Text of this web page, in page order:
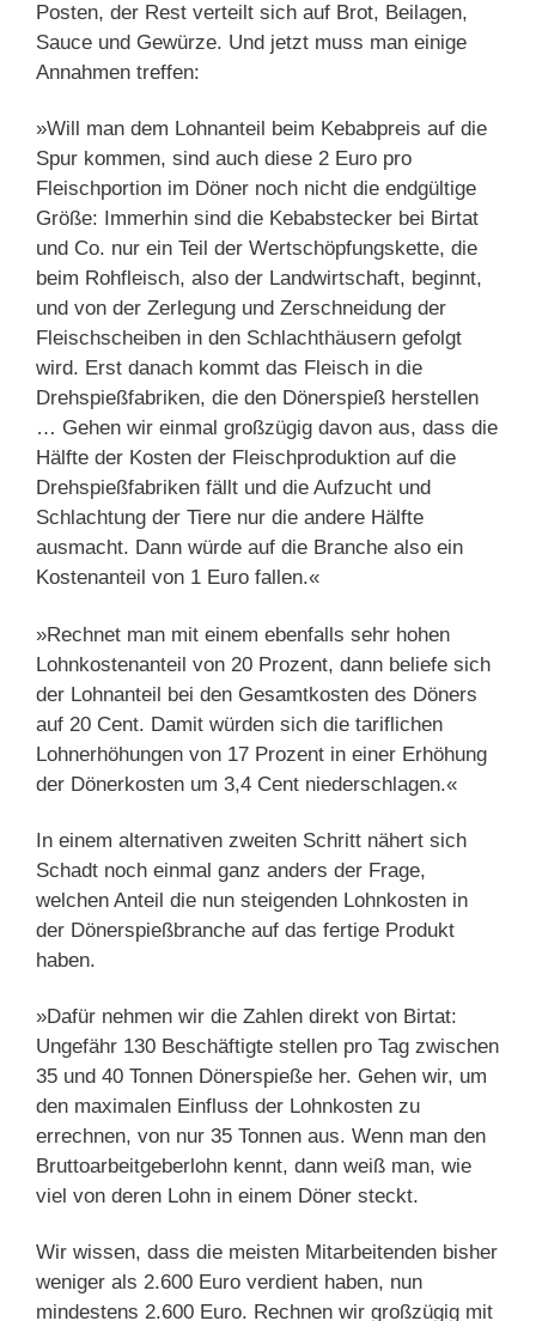
Posten, der Rest verteilt sich auf Brot, Beilagen,
Sauce und Gewürze. Und jetzt muss man einige
Annahmen treffen:
»Will man dem Lohnanteil beim Kebabpreis auf die
Spur kommen, sind auch diese 2 Euro pro
Fleischportion im Döner noch nicht die endgültige
Größe: Immerhin sind die Kebabstecker bei Birtat
und Co. nur ein Teil der Wertschöpfungskette, die
beim Rohfleisch, also der Landwirtschaft, beginnt,
und von der Zerlegung und Zerschneidung der
Fleischscheiben in den Schlachthäusern gefolgt
wird. Erst danach kommt das Fleisch in die
Drehspießfabriken, die den Dönerspieß herstellen
… Gehen wir einmal großzügig davon aus, dass die
Hälfte der Kosten der Fleischproduktion auf die
Drehspießfabriken fällt und die Aufzucht und
Schlachtung der Tiere nur die andere Hälfte
ausmacht. Dann würde auf die Branche also ein
Kostenanteil von 1 Euro fallen.«
»Rechnet man mit einem ebenfalls sehr hohen
Lohnkostenanteil von 20 Prozent, dann beliefe sich
der Lohnanteil bei den Gesamtkosten des Döners
auf 20 Cent. Damit würden sich die tariflichen
Lohnerhöhungen von 17 Prozent in einer Erhöhung
der Dönerkosten um 3,4 Cent niederschlagen.«
In einem alternativen zweiten Schritt nähert sich
Schadt noch einmal ganz anders der Frage,
welchen Anteil die nun steigenden Lohnkosten in
der Dönerspießbranche auf das fertige Produkt
haben.
»Dafür nehmen wir die Zahlen direkt von Birtat:
Ungefähr 130 Beschäftigte stellen pro Tag zwischen
35 und 40 Tonnen Dönerspieße her. Gehen wir, um
den maximalen Einfluss der Lohnkosten zu
errechnen, von nur 35 Tonnen aus. Wenn man den
Bruttoarbeitgeberlohn kennt, dann weiß man, wie
viel von deren Lohn in einem Döner steckt.
Wir wissen, dass die meisten Mitarbeitenden bisher
weniger als 2.600 Euro verdient haben, nun
mindestens 2.600 Euro. Rechnen wir großzügig mit